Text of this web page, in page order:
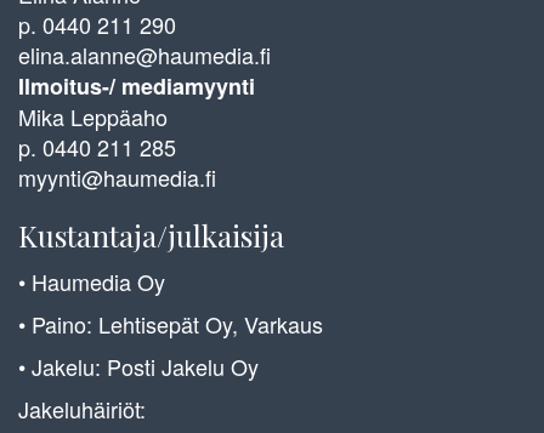
p. 0440 211 290
elina.alanne@haumedia.fi
Ilmoitus-/ mediamyynti
Mika Leppäaho
p. 0440 211 285
myynti@haumedia.fi
Kustantaja/julkaisija
• Haumedia Oy
• Paino: Lehtisepät Oy, Varkaus
• Jakelu: Posti Jakelu Oy
Jakeluhäiriöt: